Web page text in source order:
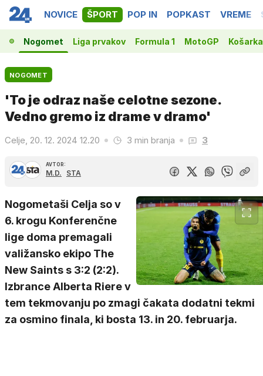
NOVICE ŠPORT POP IN POPKAST VREME
Nogomet Liga prvakov Formula 1 MotoGP Košarka
NOGOMET
'To je odraz naše celotne sezone.
Vedno gremo iz drame v dramo'
Celje, 20. 12. 2024 12.20 3 min branja 3
AVTOR:
M.D. STA
Nogometaši Celja so v
6. krogu Konferenčne
lige doma premagali
valižansko ekipo The
New Saints s 3:2 (2:2).
Izbrance Alberta Riere v
tem tekmovanju po zmagi čakata dodatni tekmi
za osmino finala, ki bosta 13. in 20. februarja.